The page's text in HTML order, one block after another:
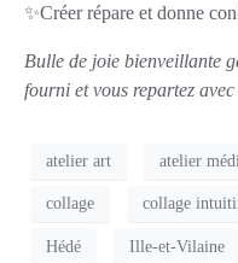
✨Créer répare et donne
Bulle de joie bienveillante
fourni et vous repartez
atelier art atelier
collage collage
Hédé Ille-et-Vilaine